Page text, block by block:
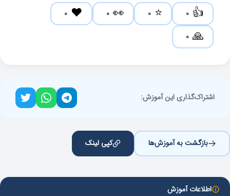
اطلاعات آموزش
👍
0
⭐
0
👀
0
❤️
0
🙏
0
اشتراک‌گذاری این آموزش:
بازگشت به آموزش‌ها کپی لینک